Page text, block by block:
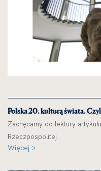
Polska 20. kulturą świata.
Zachęcamy do lektury
Rzeczpospolitej.
Więcej >